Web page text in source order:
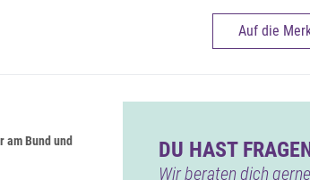
Auf die
am Bund und
DU HAST
Wir beraten dich